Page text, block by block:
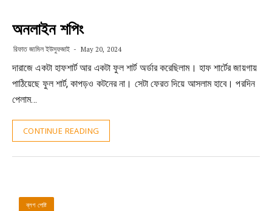
অনলাইন শপিং
রিফাত জামিল ইউসুফজাই May 20, 2024
দারাজে একটা হাফশার্ট আর একটা ফুল শার্ট অর্ডার করেছিলাম। হাফ শার্টের জায়গায়
পাঠিয়েছে ফুল শার্ট, কাপড়ও কটনের না। সেটা ফেরত দিয়ে আসলাম হাবে। পরদিন
পেলাম…
CONTINUE READING
ব্লগ পোষ্ট